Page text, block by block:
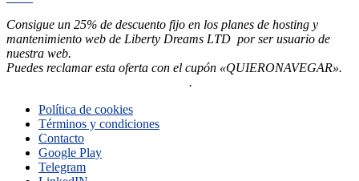
Consigue un 25% de descuento fijo en los planes de hosting y
mantenimiento web de Liberty Dreams LTD por ser usuario de
nuestra web.
Puedes reclamar esta oferta con el cupón «QUIERONAVEGAR».
.
Política de cookies
Términos y condiciones
Contacto
Google Play
Telegram